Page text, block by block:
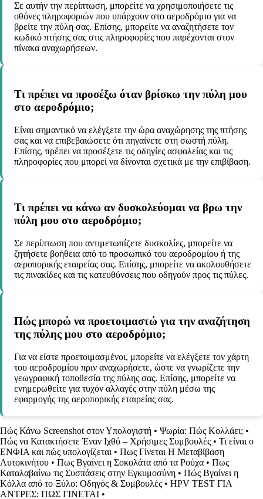
Σε αυτήν την περίπτωση, μπορείτε να χρησιμοποιήσετε τις
οθόνες πληροφοριών που υπάρχουν στο αεροδρόμιο για να
βρείτε την πύλη σας. Επίσης, μπορείτε να αναζητήσετε τον
κωδικό πτήσης σας στις πληροφορίες που παρέχονται στον
πίνακα αναχωρήσεων.
Τι πρέπει να προσέξω όταν βρίσκω την πύλη μου
στο αεροδρόμιο;
Είναι σημαντικό να ελέγξετε την ώρα αναχώρησης της πτήσης
σας και να επιβεβαιώσετε ότι πηγαίνετε στη σωστή πύλη.
Επίσης, πρέπει να προσέξετε τις οδηγίες ασφαλείας και τις
πληροφορίες που μπορεί να δίνονται σχετικά με την επιβίβαση.
Τι πρέπει να κάνω αν δυσκολεύομαι να βρω την
πύλη μου στο αεροδρόμιο;
Σε περίπτωση που αντιμετωπίζετε δυσκολίες, μπορείτε να
ζητήσετε βοήθεια από το προσωπικό του αεροδρομίου ή της
αεροπορικής εταιρείας σας. Επίσης, μπορείτε να ακολουθήσετε
τις πινακίδες και τις κατευθύνσεις που οδηγούν προς τις πύλες.
Πώς μπορώ να προετοιμαστώ για την αναζήτηση
της πύλης μου στο αεροδρόμιο;
Για να είστε προετοιμασμένοι, μπορείτε να ελέγξετε τον χάρτη
του αεροδρομίου πριν αναχωρήσετε, ώστε να γνωρίζετε την
γεωγραφική τοποθεσία της πύλης σας. Επίσης, μπορείτε να
ενημερωθείτε για τυχόν αλλαγές στην πύλη μέσω της
εφαρμογής της αεροπορικής εταιρείας σας.
Πώς Κάνω Screenshot στον Υπολογιστή • Ψωρία: Πώς Κολλάει; •
Πώς να Κατακτήσετε Έναν Ιχθύ – Χρήσιμες Συμβουλές • Τι είναι ο
ΕΝΦΙΑ και πώς υπολογίζεται • Πως Γίνεται Η Μεταβίβαση
Αυτοκινήτου • Πως Βγαίνει η Σοκολάτα από τα Ρούχα • Πως
Καταλαβαίνω τις Συσπάσεις στην Εγκυμοσύνη • Πώς Βγαίνει η
Κόλλα από το Ξύλο: Οδηγός & Συμβουλές • HPV TEST ΓΙΑ
ΑΝΤΡΕΣ: ΠΩΣ ΓΙΝΕΤΑΙ •